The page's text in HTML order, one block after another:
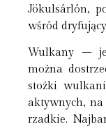
Jökulsárlón,
wśród
Wulkany –
można
stożki
aktywnych, na
rzadkie.